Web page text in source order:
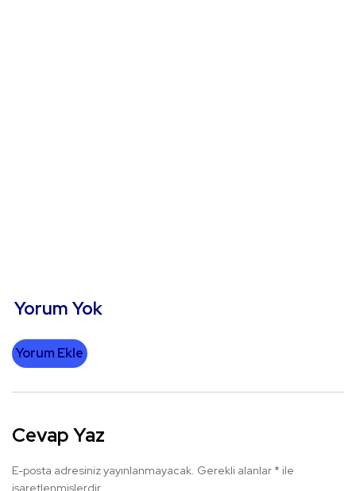
Yorum Yok
Yorum Ekle
Cevap Yaz
E-posta adresiniz yayınlanmayacak. Gerekli alanlar * ile
işaretlenmişlerdir